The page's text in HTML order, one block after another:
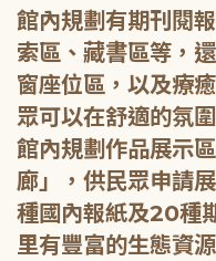
館內規劃有期刊閱
索區、藏書區等，
窗座位區，以及療
眾可以在舒適的氛
館內規劃作品展示
廊」，供民眾申請
種國內報紙及20種
里有豐富的生態資